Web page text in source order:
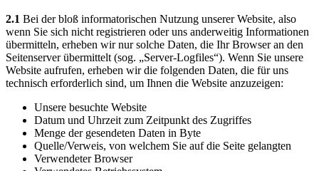
2.1 Bei der bloß informatorischen Nutzung unserer Website, also
wenn Sie sich nicht registrieren oder uns anderweitig Informationen
übermitteln, erheben wir nur solche Daten, die Ihr Browser an den
Seitenserver übermittelt (sog. „Server-Logfiles“). Wenn Sie unsere
Website aufrufen, erheben wir die folgenden Daten, die für uns
technisch erforderlich sind, um Ihnen die Website anzuzeigen:
Unsere besuchte Website
Datum und Uhrzeit zum Zeitpunkt des Zugriffes
Menge der gesendeten Daten in Byte
Quelle/Verweis, von welchem Sie auf die Seite gelangten
Verwendeter Browser